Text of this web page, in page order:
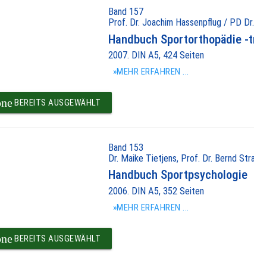
Band 157
Prof. Dr. Joachim Hassenpflug / PD
Handbuch Sportorthopädie
2007. DIN A5, 424 Seiten
»MEHR ERFAHREN ...
BEREITS AUSGEWÄHLT
Band 153
Dr. Maike Tietjens, Prof. Dr. Bernd
Handbuch Sportpsychologie
2006. DIN A5, 352 Seiten
»MEHR ERFAHREN ...
BEREITS AUSGEWÄHLT